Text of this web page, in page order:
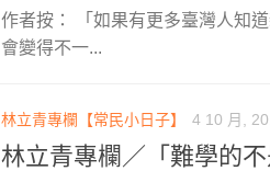
作者按： 「如果有更多臺灣人知
會變得不一...
林立青專欄【常民小日子】 4 10 月,
林立青專欄／「難學的